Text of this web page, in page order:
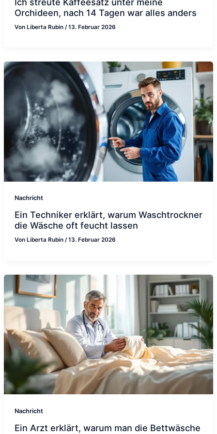
Orchideen, nach 14 Tagen war alles anders
Von Liberta Rubin /13. Februar 2026
Nachricht
Ein Techniker erklärt, warum Waschtrockner
die Wäsche oft feucht lassen
Von Liberta Rubin /13. Februar 2026
Nachricht
Ein Arzt erklärt, warum man die Bettwäsche